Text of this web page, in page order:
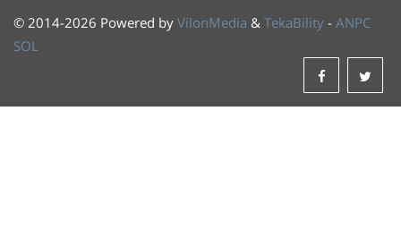
© 2014-2026 Powered by VilonMedia & TekaBility - ANPC
SOL